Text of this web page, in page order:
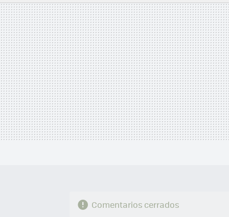
MAIL
Comentarios cerrados